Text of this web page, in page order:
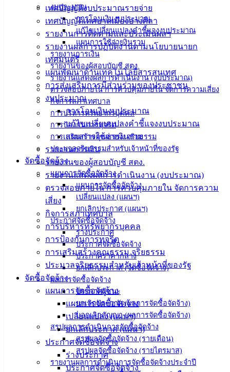
งบประมาณ
การโอนเงินงบประมาณ
แก้ไขเปลี่ยนแปลงคำชี้แจงงบประมาณ
แผนการใช้จ่ายงินรวม
รายงานการเงิน
รายงานของผู้สอบบัญชี สตง.
รายงานแสดงผลการดำเนินงาน (งบประมาณ)
ตรวจสอบภายใน การควบคุมภายใน จัดการความเสี่ยง
กิจการสภาเทศบาล
การบริหารทรัพยากรบุคคล
การป้องกันการทุจริต
การเสริมสร้างคุณธรรม จริยธรรม
ประมวลจริยธรรมสำหรับเจ้าหน้าที่ของรัฐ
จัดซื้อจัดจ้าง
แผนการจัดซื้อจัดจ้าง
แผนการจัดซื้อจัดจ้าง
เปลี่ยนแปลง (แผนฯ)
ยกเลิกประกาศ (แผนฯ)
ประกาศจัดซื้อจัดจ้าง
ร่างประกาศ
ประกาศจัดซื้อจัดจ้าง
ประกาศราคากลาง
ยกเลิกประกาศ (จัดซื้อจัดจ้าง)
ผลการจัดซื้อจัดจ้าง
ประกาศผู้ชนะ
ยกเลิกประกาศ (ผลการจัดซื้อจัดจ้าง)
บอกเลิกสัญญา (ผลการจัดซื้อจัดจ้าง)
สรุปผลการดำเนินการจัดซื้อจัดจ้าง
สรุปผลจัดซื้อจัดจ้าง (รายเดือน)
สรุปผลจัดซื้อจัดจ้าง (รายไตรมาส)
รายงานผลการดำเนินการจัดซื้อจัดจ้างประจำปี
เทศบัญญัติงบประมาณรายจ่าย
เทศบัญญัติเทศบาลเมืองอ่างศิลา
รายงานการติดตามและประเมินผลฯ
รายงานผลการปฏิบัติงานตามนโยบายนายก
เทศมนตรี
แผนพัฒนาด้านเทคโนโลยีสารสนเทศ
การส่งเสริมการมีส่วนร่วมของประชาชน
งบประมาณ
การโอนเงินงบประมาณ
แก้ไขเปลี่ยนแปลงคำชี้แจงงบประมาณ
แผนการใช้จ่ายงินรวม
รายงานการเงิน
รายงานของผู้สอบบัญชี สตง.
รายงานแสดงผลการดำเนินงาน (งบประมาณ)
ตรวจสอบภายใน การควบคุมภายใน จัดการความ
เสี่ยง
กิจการสภาเทศบาล
การบริหารทรัพยากรบุคคล
การป้องกันการทุจริต
การเสริมสร้างคุณธรรม จริยธรรม
ประมวลจริยธรรมสำหรับเจ้าหน้าที่ของรัฐ
จัดซื้อจัดจ้าง
แผนการจัดซื้อจัดจ้าง
แผนการจัดซื้อจัดจ้าง
เปลี่ยนแปลง (แผนฯ)
ยกเลิกประกาศ (แผนฯ)
ประกาศจัดซื้อจัดจ้าง
ร่างประกาศ
ประกาศจัดซื้อจัดจ้าง
คู่มือการ
ปฏิบัติ
งาน
ข่าวสาร
น่ารู้
ศุนย์
ข้อมูล
ข่าวสาร
อิเล็กทรอนิกส์
ความรู้
(Knowledge
Management)
ติดต่อ
เทศบาล
สายตรง
นายก
ประวัติ
เทศบาล
ผู้บริหาร
และ
ราชการ
สภา